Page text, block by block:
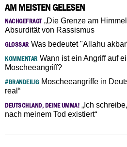
AM MEISTEN GELESEN
NACHGEFRAGT„Die Grenze am
Absurdität von Rassismus
GLOSSAR Was bedeutet "Allahu
KOMMENTAR Wann ist ein Angriff auf
Moscheeangriff?
#BRANDEILIGMoscheeangriffe in
real“
DEUTSCHLAND, DEINE UMMA! „Ich
nach meinem Tod existiert“